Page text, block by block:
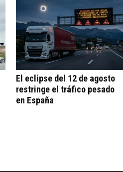
El eclipse del 12 de agosto
restringe el tráfico pesado
en España